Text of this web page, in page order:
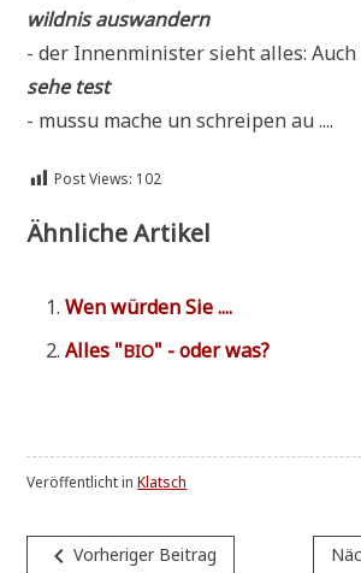
wild­nis auswandern
- der Innen­mi­ni­ster sieht alles: Auch
sehe test
- mus­su mache un schrei­pen au ....
Post Views: 102
Ähnliche Artikel
Wen wür­den Sie ....
Alles "BIO" - oder was?
Veröffentlicht inKlatsch
Beitragsnavigation
navigate_beforeVorheriger Beitrag